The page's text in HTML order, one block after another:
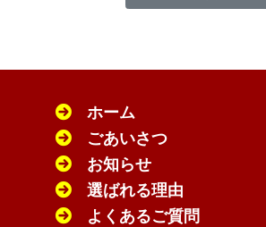
ホーム
ごあいさつ
お知らせ
選ばれる理由
よくあるご質問